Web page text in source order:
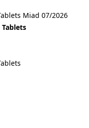
Miad 07/2026